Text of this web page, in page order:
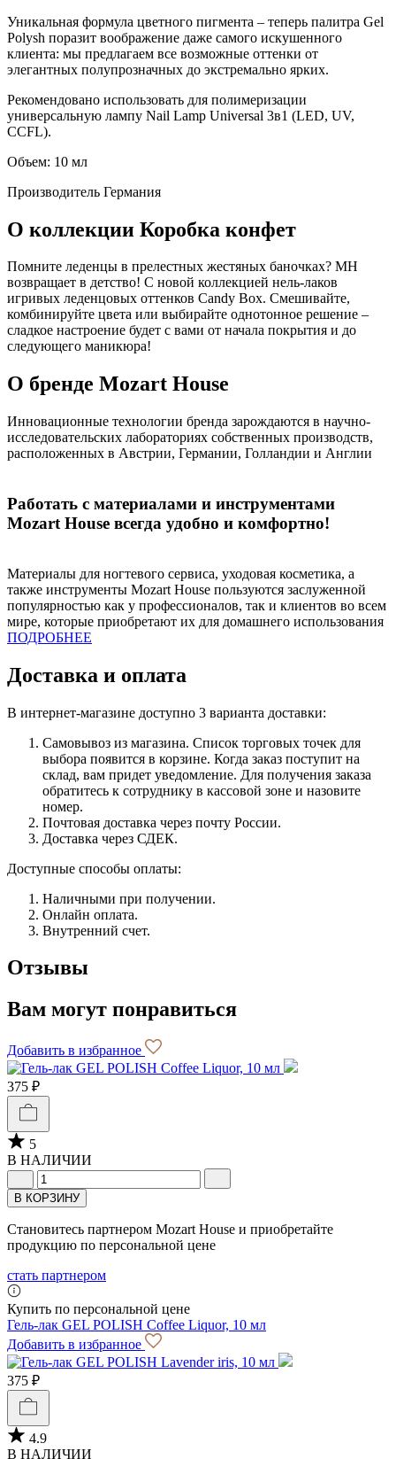
Уникальная формула цветного пигмента – теперь палитра Gel
Polysh поразит воображение даже самого искушенного
клиента: мы предлагаем все возможные оттенки от
элегантных полупрозначных до экстремально ярких.
Рекомендовано использовать для полимеризации
универсальную лампу Nail Lamp Universal 3в1 (LED, UV,
CCFL).
Объем: 10 мл
Производитель Германия
О коллекции Коробка конфет
Помните леденцы в прелестных жестяных баночках? MH
возвращает в детство! С новой коллекцией нель-лаков
игривых леденцовых оттенков Candy Box. Смешивайте,
комбинируйте цвета или выбирайте однотонное решение –
сладкое настроение будет с вами от начала покрытия и до
следующего маникюра!
О бренде Mozart House
Инновационные технологии бренда зарождаются в научно-
исследовательских лабораториях собственных производств,
расположенных в Австрии, Германии, Голландии и Англии
Работать с материалами и инструментами
Mozart House всегда удобно и комфортно!
Материалы для ногтевого сервиса, уходовая косметика, а
также инструменты Mozart House пользуются заслуженной
популярностью как у профессионалов, так и клиентов во всем
мире, которые приобретают их для домашнего использования
ПОДРОБНЕЕ
Доставка и оплата
В интернет-магазине доступно 3 варианта доставки:
Самовывоз из магазина. Список торговых точек для
выбора появится в корзине. Когда заказ поступит на
склад, вам придет уведомление. Для получения заказа
обратитесь к сотруднику в кассовой зоне и назовите
номер.
Почтовая доставка через почту России.
Доставка через СДЕК.
Доступные способы оплаты:
Наличными при получении.
Онлайн оплата.
Внутренний счет.
Отзывы
Вам могут понравиться
Добавить в избранное
375 ₽
5
В НАЛИЧИИ
В КОРЗИНУ
Становитесь партнером Mozart House и приобретайте
продукцию по персональной цене
стать партнером
Купить по персональной цене
Гель-лак GEL POLISH Coffee Liquor, 10 мл
Добавить в избранное
375 ₽
4.9
В НАЛИЧИИ